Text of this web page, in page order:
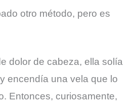
otro método, pero es
dolor de cabeza, ella solía
encendía una vela que lo
Entonces, curiosamente,